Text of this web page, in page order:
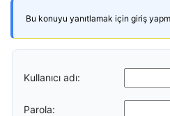
Bu konuyu yanıtlamak için giriş
Kullanıcı adı:
Parola: